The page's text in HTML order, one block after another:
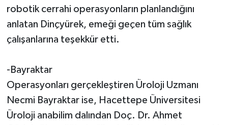
robotik cerrahi operasyonların planlandığını
anlatan Dinçyürek, emeği geçen tüm sağlık
çalışanlarına teşekkür etti.
-Bayraktar
Operasyonları gerçekleştiren Üroloji Uzmanı
Necmi Bayraktar ise, Hacettepe Üniversitesi
Üroloji anabilim dalından Doç. Dr. Ahmet